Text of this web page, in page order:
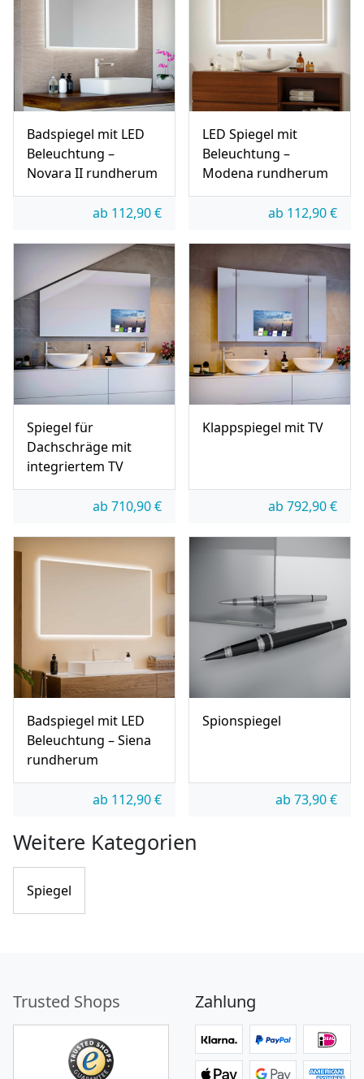
Badspiegel mit LED
Beleuchtung –
Novara II rundherum
ab 112,90€
LED Spiegel mit
Beleuchtung –
Modena rundherum
ab 112,90€
Spiegel für
Dachschräge mit
integriertem TV
ab 710,90€
Klappspiegel mit TV
ab 792,90€
Badspiegel mit LED
Beleuchtung – Siena
rundherum
ab 112,90€
Spionspiegel
ab 73,90€
Weitere Kategorien
Spiegel
Trusted Shops Zahlung